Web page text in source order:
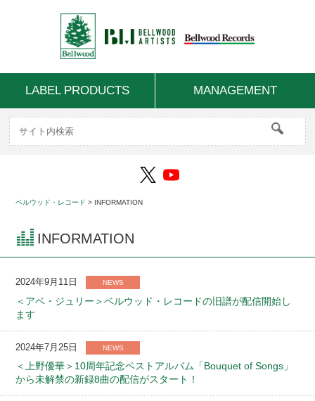
LABEL PRODUCTS MANAGEMENT
ベルウッド・レコード > INFORMATION
INFORMATION
2024年9月11日 NEWS
＜アベ・ジュリー＞ベルウッド・レコードの旧譜が配信開始し
ます
2024年7月25日 NEWS
＜上野優華＞10周年記念ベストアルバム「Bouquet of Songs」
から未解禁の新録8曲の配信がスタート！